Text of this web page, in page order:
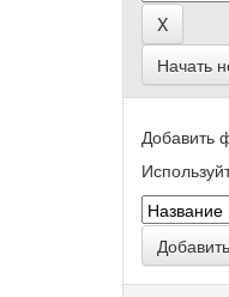
Начать
Добавить